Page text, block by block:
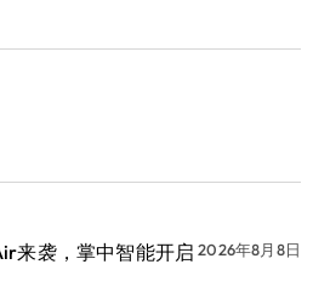
来袭，掌中智能开启 2026年8月8日